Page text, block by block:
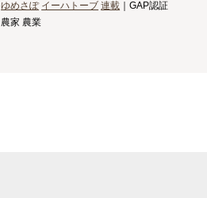
ゆめさぽ イーハトーブ 連載 ｜GAP認証
農家 農業